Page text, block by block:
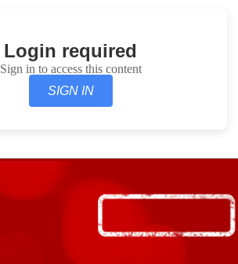
Login required
Sign in to access this content
SIGN IN